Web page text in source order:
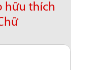
hữu thích